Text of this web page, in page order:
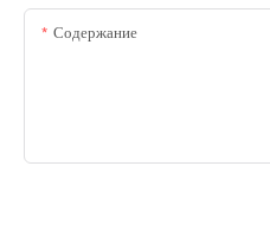
Содержание